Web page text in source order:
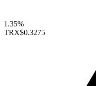
1.35%
TRX$0.3275